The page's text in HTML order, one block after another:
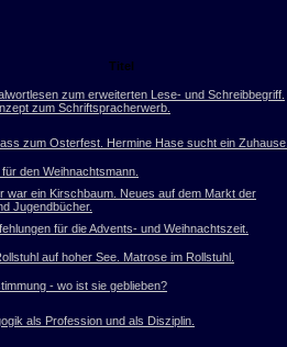
Titel
zum erweiterten Lese- und Schreibbegriff.
zum Schriftspracherwerb.
zum Osterfest. Hermine Hase sucht ein Zuhause.
für den Weihnachtsmann.
war ein Kirschbaum. Neues auf dem Markt der
Jugendbücher.
für die Advents- und Weihnachtszeit.
auf hoher See. Matrose im Rollstuhl.
- wo ist sie geblieben?
als Profession und als Disziplin.